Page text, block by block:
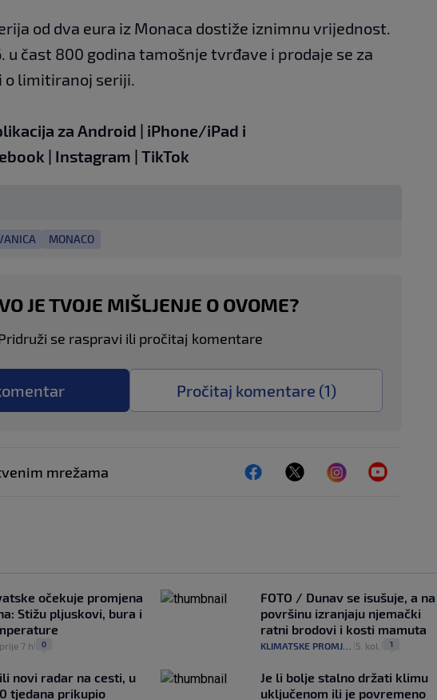
od dva eura iz Monaca dostiže iznimnu vrijednost.
u čast 800 godina tamošnje tvrđave i prodaje se za
o limitiranoj seriji.
za Android | iPhone/iPad i
| Instagram | TikTok
MONACO
JE TVOJE MIŠLJENJE O OVOME?
se raspravi ili pročitaj komentare
Pročitaj komentare (1)
mrežama
očekuje promjena
Stižu pljuskovi, bura i
prije 7 h 0
FOTO / Dunav se isušuje, a na
površinu izranjaju njemački
ratni brodovi i kosti mamuta
KLIMATSKE PROMJENE 5. kol. 1
novi radar na cesti, u
tjedana prikupio
Je li bolje stalno držati klimu
uključenom ili je povremeno